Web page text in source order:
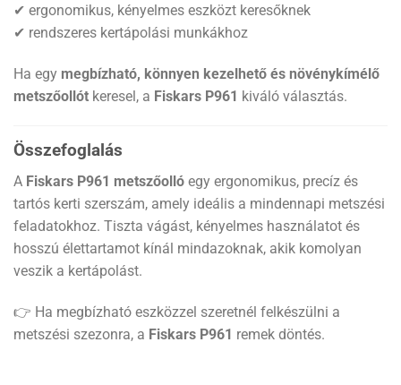
✔ ergonomikus, kényelmes eszközt keresőknek
✔ rendszeres kertápolási munkákhoz
Ha egy megbízható, könnyen kezelhető és növénykímélő
metszőollót keresel, a Fiskars P961 kiváló választás.
Összefoglalás
A Fiskars P961 metszőolló egy ergonomikus, precíz és
tartós kerti szerszám, amely ideális a mindennapi metszési
feladatokhoz. Tiszta vágást, kényelmes használatot és
hosszú élettartamot kínál mindazoknak, akik komolyan
veszik a kertápolást.
👉 Ha megbízható eszközzel szeretnél felkészülni a
metszési szezonra, a Fiskars P961 remek döntés.